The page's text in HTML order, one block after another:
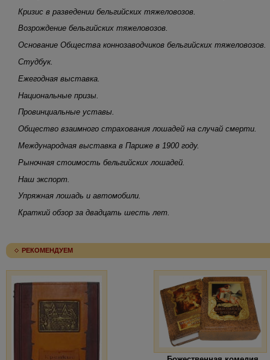
Кризис в разведении бельгийских тяжеловозов.
Возрождение бельгийских тяжеловозов.
Основание Общества коннозаводчиков бельгийских тяжеловозов.
Студбук.
Ежегодная выставка.
Национальные призы.
Провинциальные уставы.
Общество взаимного страхования лошадей на случай смерти.
Международная выставка в Париже в 1900 году.
Рыночная стоимость бельгийских лошадей.
Наш экспорт.
Упряжная лошадь и автомобили.
Краткий обзор за двадцать шесть лет.
РЕКОМЕНДУЕМ